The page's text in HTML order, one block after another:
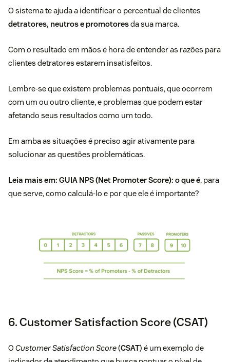
O sistema te ajuda a identificar o percentual de clientes
detratores, neutros e promotoresda sua marca.
Com o resultado em mãos é hora de entender as razões para
clientes detratores estarem insatisfeitos.
Lembre-se que existem problemas pontuais, que ocorrem
com um ou outro cliente, e problemas que podem estar
afetando seus resultados como um todo.
Em amba as situações é preciso agir ativamente para
solucionar as questões problemáticas.
Leia mais em: GUIA NPS (Net Promoter Score): o que é, para
que serve, como calculá-lo e por que ele é importante?
6. Customer Satisfaction Score (CSAT)
O Customer Satisfaction Score(CSAT) é um exemplo de